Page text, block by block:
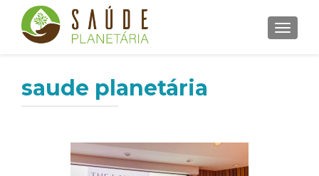
saude planetária